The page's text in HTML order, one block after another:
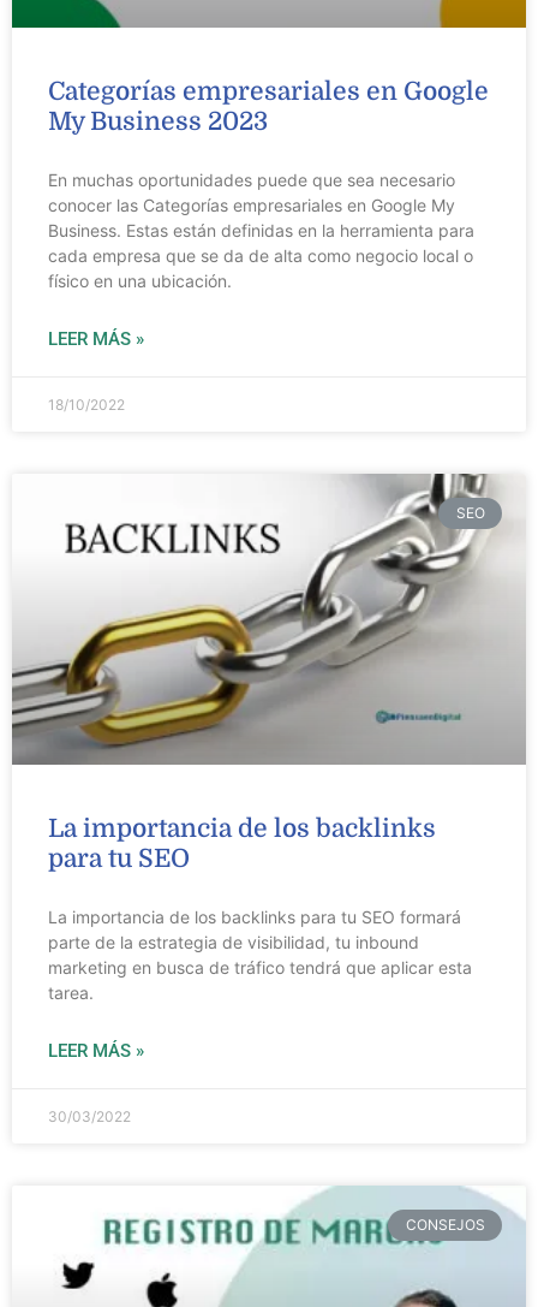
Categorías empresariales en Google
My Business 2023
En muchas oportunidades puede que sea necesario
conocer las Categorías empresariales en Google My
Business. Estas están definidas en la herramienta para
cada empresa que se da de alta como negocio local o
físico en una ubicación.
LEER MÁS »
18/10/2022
SEO
La importancia de los backlinks
para tu SEO
La importancia de los backlinks para tu SEO formará
parte de la estrategia de visibilidad, tu inbound
marketing en busca de tráfico tendrá que aplicar esta
tarea.
LEER MÁS »
30/03/2022
CONSEJOS